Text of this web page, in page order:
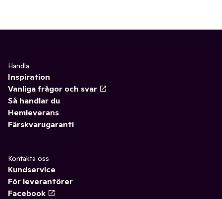
Handla
Inspiration
Vanliga frågor och svar
Så handlar du
Hemleverans
Färskvarugaranti
Kontakta oss
Kundservice
För leverantörer
Facebook